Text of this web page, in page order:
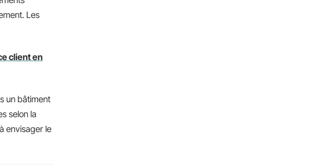
Les
client en
un bâtiment
selon la
envisager le